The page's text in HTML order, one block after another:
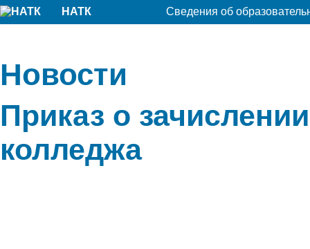
НАТК Сведения об
Новости
Приказ о
колледжа